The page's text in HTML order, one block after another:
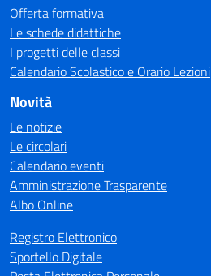
Offerta formativa
Le schede didattiche
I progetti delle classi
Calendario Scolastico e Orario Lezioni
Novità
Le notizie
Le circolari
Calendario eventi
Amministrazione Trasparente
Albo Online
Registro Elettronico
Sportello Digitale